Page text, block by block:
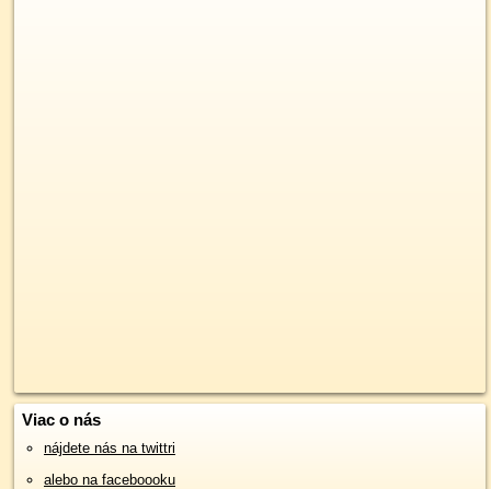
Viac o nás
nájdete nás na twittri
alebo na faceboooku